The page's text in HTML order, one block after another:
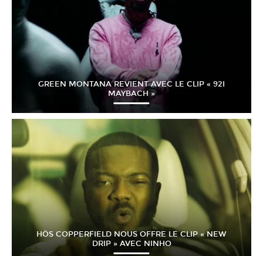
GREEN MONTANA REVIENT AVEC LE CLIP « 92I
MAYBACH »
HÖS COPPERFIELD NOUS OFFRE LE CLIP « NEW
DRIP » AVEC NINHO